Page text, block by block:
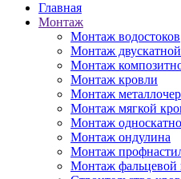
Главная
Монтаж
Монтаж водостоков
Монтаж
Монтаж
Монтаж кровли
Монтаж
Монтаж мягкой
Монтаж
Монтаж ондулина
Монтаж
Монтаж фальцевой